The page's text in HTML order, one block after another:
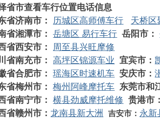
省市查看车行位置电话信息
省济南市： 历城区高师傅车行 天桥区
省湘潭市：岳塘区 易行车行 岳阳市：
省西安市： 周至县兴旺摩修
省南充市：
高坪区锦源车业 宜宾市：
省合肥市：瑶海区时速机车 安庆市：
省梅州市：梅州阿峰摩托车 东莞市和
省南宁市：
横县劲威摩托维修 贵港市
省赣州市： 龙南县新大洲 吉安市： 永新